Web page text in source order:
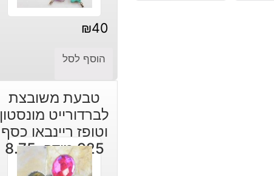
₪40
הוסף לסל
טבעת משובצת
לברדורייט מונסטון
וטופז ריינבאו כסף
925 מידה: 8.75